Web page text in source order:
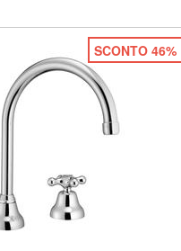
SCONTO 46%